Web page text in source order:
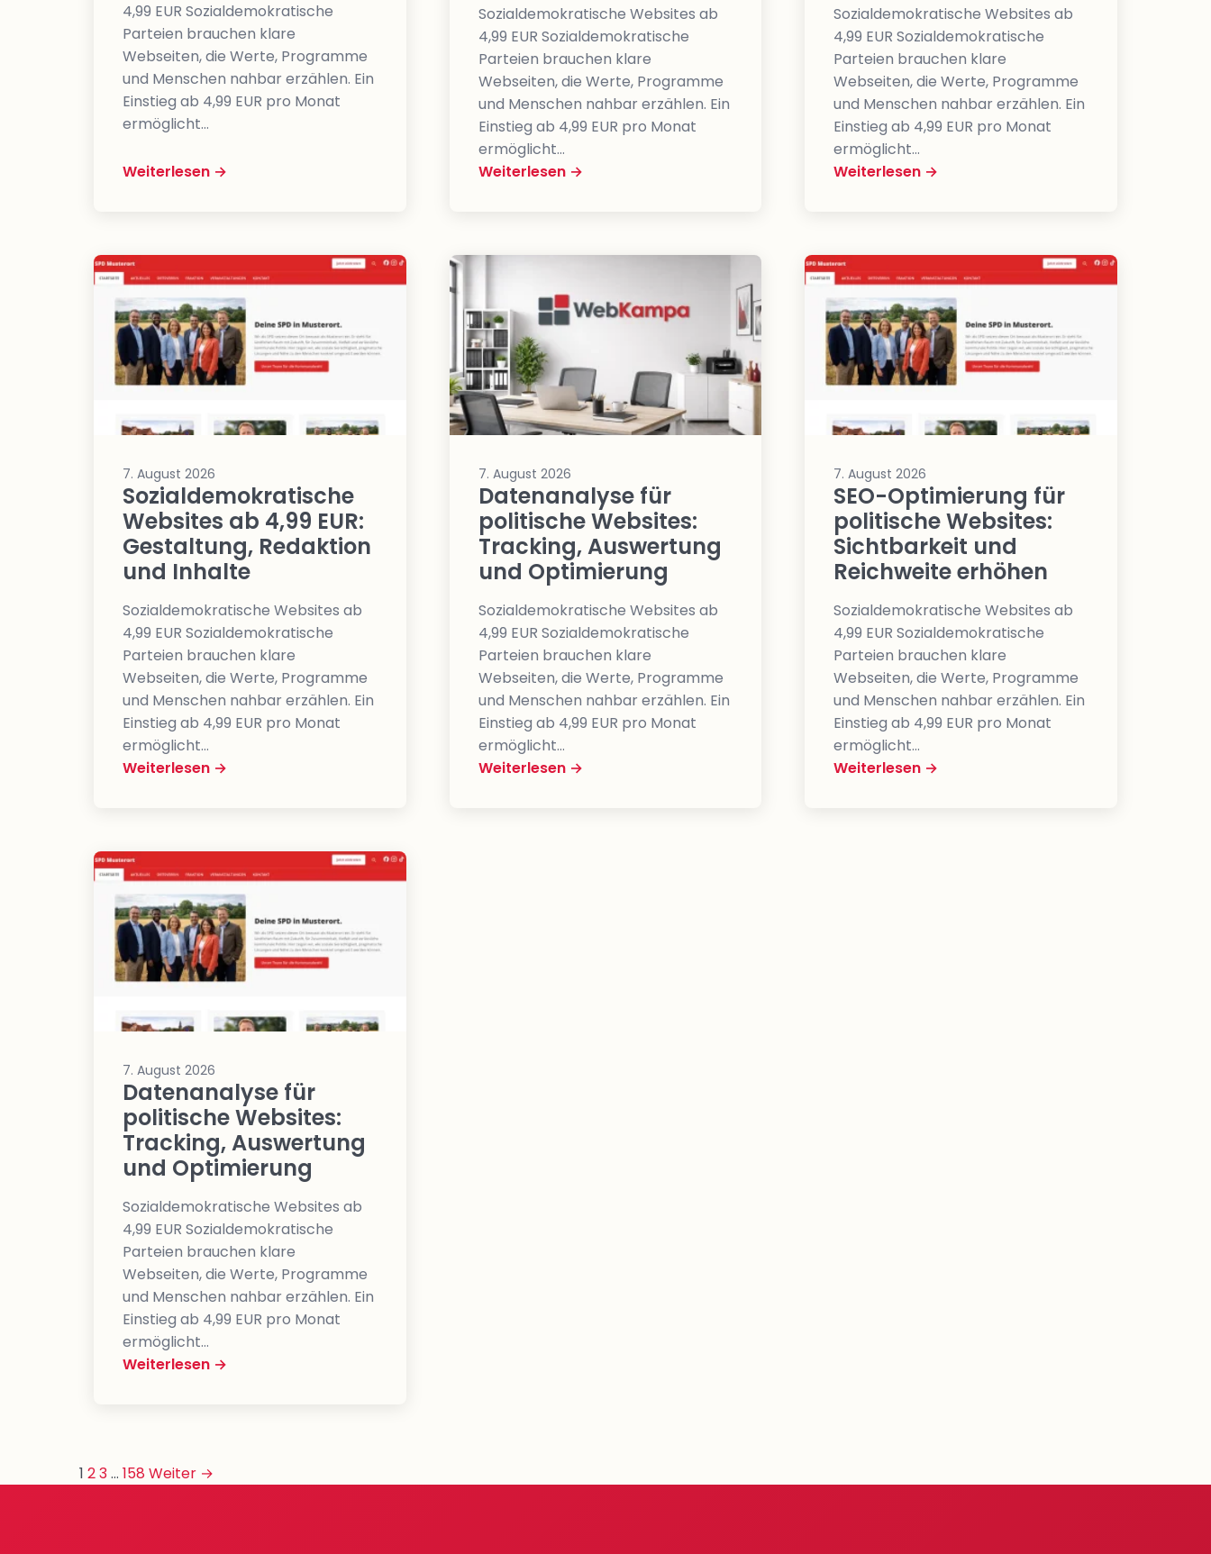
4,99 EUR Sozialdemokratische
Parteien brauchen klare
Webseiten, die Werte, Programme
und Menschen nahbar erzählen. Ein
Einstieg ab 4,99 EUR pro Monat
ermöglicht…
Weiterlesen →
Sozialdemokratische Websites ab
4,99 EUR Sozialdemokratische
Parteien brauchen klare
Webseiten, die Werte, Programme
und Menschen nahbar erzählen. Ein
Einstieg ab 4,99 EUR pro Monat
ermöglicht…
Weiterlesen →
Sozialdemokratische Websites ab
4,99 EUR Sozialdemokratische
Parteien brauchen klare
Webseiten, die Werte, Programme
und Menschen nahbar erzählen. Ein
Einstieg ab 4,99 EUR pro Monat
ermöglicht…
Weiterlesen →
7. August 2026
Sozialdemokratische
Websites ab 4,99 EUR:
Gestaltung, Redaktion
und Inhalte
Sozialdemokratische Websites ab
4,99 EUR Sozialdemokratische
Parteien brauchen klare
Webseiten, die Werte, Programme
und Menschen nahbar erzählen. Ein
Einstieg ab 4,99 EUR pro Monat
ermöglicht…
Weiterlesen →
7. August 2026
Datenanalyse für
politische Websites:
Tracking, Auswertung
und Optimierung
Sozialdemokratische Websites ab
4,99 EUR Sozialdemokratische
Parteien brauchen klare
Webseiten, die Werte, Programme
und Menschen nahbar erzählen. Ein
Einstieg ab 4,99 EUR pro Monat
ermöglicht…
Weiterlesen →
7. August 2026
SEO-Optimierung für
politische Websites:
Sichtbarkeit und
Reichweite erhöhen
Sozialdemokratische Websites ab
4,99 EUR Sozialdemokratische
Parteien brauchen klare
Webseiten, die Werte, Programme
und Menschen nahbar erzählen. Ein
Einstieg ab 4,99 EUR pro Monat
ermöglicht…
Weiterlesen →
7. August 2026
Datenanalyse für
politische Websites:
Tracking, Auswertung
und Optimierung
Sozialdemokratische Websites ab
4,99 EUR Sozialdemokratische
Parteien brauchen klare
Webseiten, die Werte, Programme
und Menschen nahbar erzählen. Ein
Einstieg ab 4,99 EUR pro Monat
ermöglicht…
Weiterlesen →
Seitennummerierung
1 23… 158 Weiter →